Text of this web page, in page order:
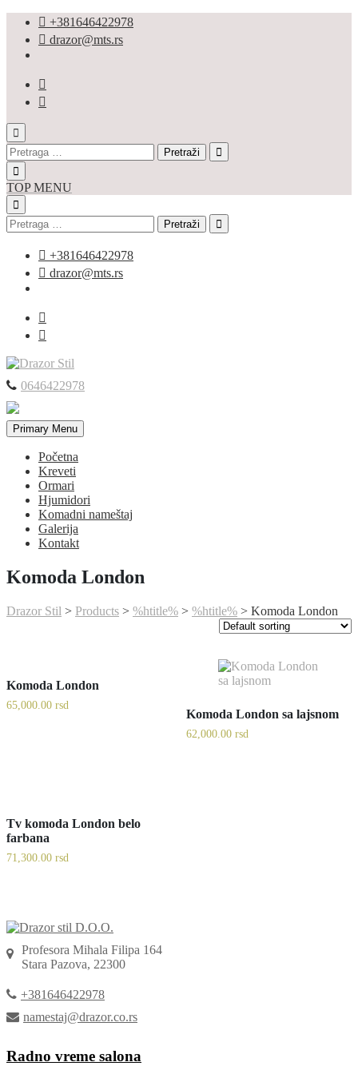
+381646422978
drazor@mts.rs
TOP MENU
+381646422978
drazor@mts.rs
0646422978
Primary Menu
Početna
Kreveti
Ormari
Hjumidori
Komadni nameštaj
Galerija
Kontakt
Komoda London
Drazor Stil > Products > %htitle% > %htitle% > Komoda London
Komoda London
65,000.00 rsd
Komoda London sa lajsnom
62,000.00 rsd
Tv komoda London belo
farbana
71,300.00 rsd
Profesora Mihala Filipa 164
Stara Pazova, 22300
+381646422978
namestaj@drazor.co.rs
Radno vreme salona